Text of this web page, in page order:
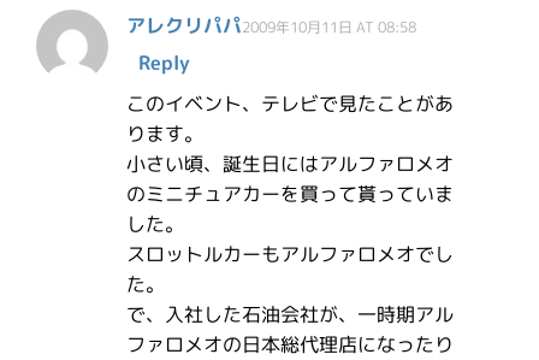
アレクリパパ2009年10月11日 AT 08:58
Reply
このイベント、テレビで見たことがあ
ります。
小さい頃、誕生日にはアルファロメオ
のミニチュアカーを買って貰っていま
した。
スロットルカーもアルファロメオでし
た。
で、入社した石油会社が、一時期アル
ファロメオの日本総代理店になったり